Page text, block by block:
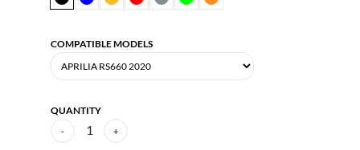
COMPATIBLE MODELS
QUANTITY
- 1 +